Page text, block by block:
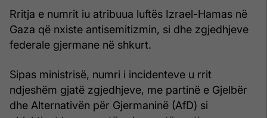
Rritja e numrit iu atribuua luftës Izrael-Hamas në
Gaza që nxiste antisemitizmin, si dhe zgjedhjeve
federale gjermane në shkurt.
Sipas ministrisë, numri i incidenteve u rrit
ndjeshëm gjatë zgjedhjeve, me partinë e Gjelbër
dhe Alternativën për Gjermaninë (AfD) si